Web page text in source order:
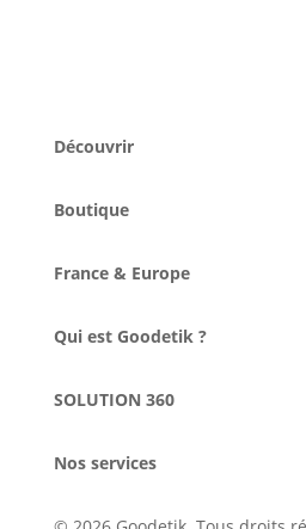
Découvrir
Boutique
France & Europe
Qui est Goodetik ?
SOLUTION 360
Nos services